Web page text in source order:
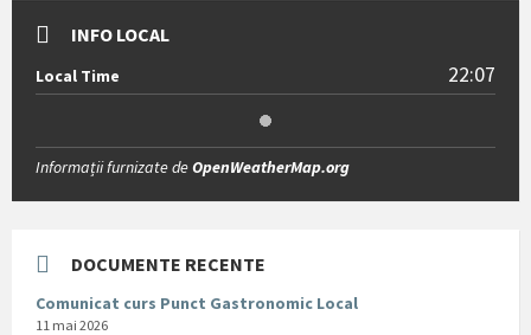
INFO LOCAL
Local Time 22:07
Informații furnizate deOpenWeatherMap.org
DOCUMENTE RECENTE
Comunicat curs Punct Gastronomic Local
11 mai 2026